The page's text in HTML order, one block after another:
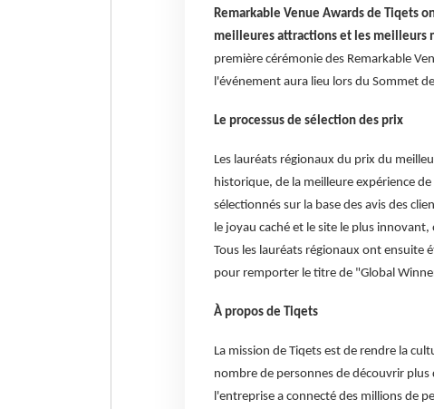
Remarkable Venue Awards de Tiqets
meilleures attractions et les meilleurs
première cérémonie des Remarkable
l'événement aura lieu lors du Sommet
Le processus de sélection des prix
Les lauréats régionaux du prix du
historique, de la meilleure expérience
sélectionnés sur la base des avis des
le joyau caché et le site le plus
Tous les lauréats régionaux ont
pour remporter le titre de "Global
À propos de Tiqets
La mission de Tiqets est de rendre la
nombre de personnes de découvrir
l'entreprise a connecté des millions de